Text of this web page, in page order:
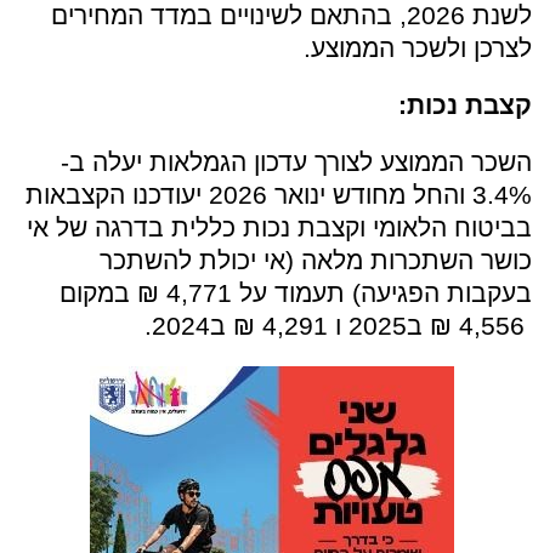
לשנת 2026, בהתאם לשינויים במדד המחירים
לצרכן ולשכר הממוצע.
קצבת נכות:
השכר הממוצע לצורך עדכון הגמלאות יעלה ב-
3.4% והחל מחודש ינואר 2026 יעודכנו הקצבאות
בביטוח הלאומי וקצבת נכות כללית בדרגה של אי
כושר השתכרות מלאה (אי יכולת להשתכר
בעקבות הפגיעה) תעמוד על 4,771 ₪ במקום